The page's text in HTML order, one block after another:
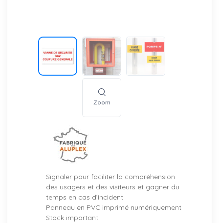
Zoom
Signaler pour faciliter la compréhension
des usagers et des visiteurs et gagner du
temps en cas d’incident
Panneau en PVC imprimé numériquement
Stock important